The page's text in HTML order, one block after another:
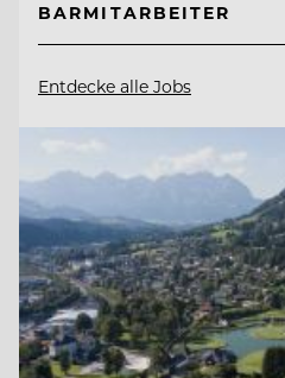
BARMITARBEITER
Entdecke alle Jobs